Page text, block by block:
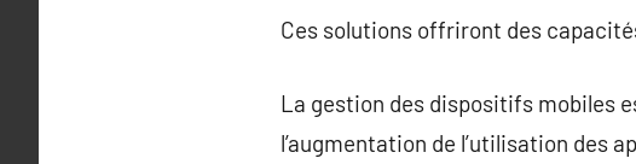
Ces solutions offriront des
La gestion des dispositifs mobiles
l’augmentation de l’utilisation des